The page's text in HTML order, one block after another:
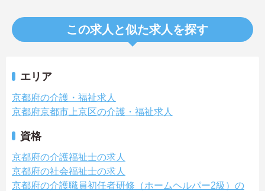
この求人と似た求人を探す
エリア
京都府の介護・福祉求人
京都府京都市上京区の介護・福祉求人
資格
京都府の介護福祉士の求人
京都府の社会福祉士の求人
京都府の介護職員初任者研修（ホームヘルパー2級）の